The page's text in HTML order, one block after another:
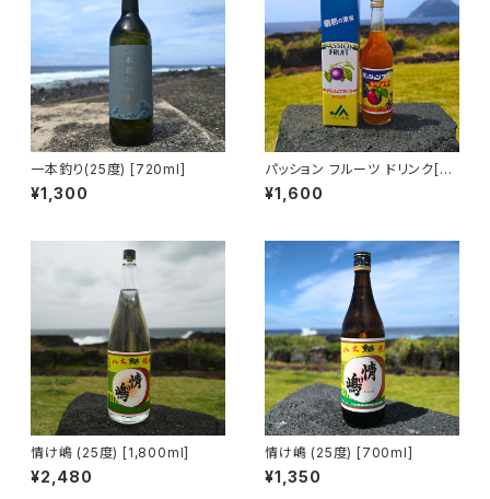
一本釣り(25度) [720ml]
¥1,300
パッション フルーツ ドリンク[60
0ml](ノンアルコール)
¥1,600
情け嶋 (25度) [1,800ml]
¥2,480
情け嶋 (25度) [700ml]
¥1,350